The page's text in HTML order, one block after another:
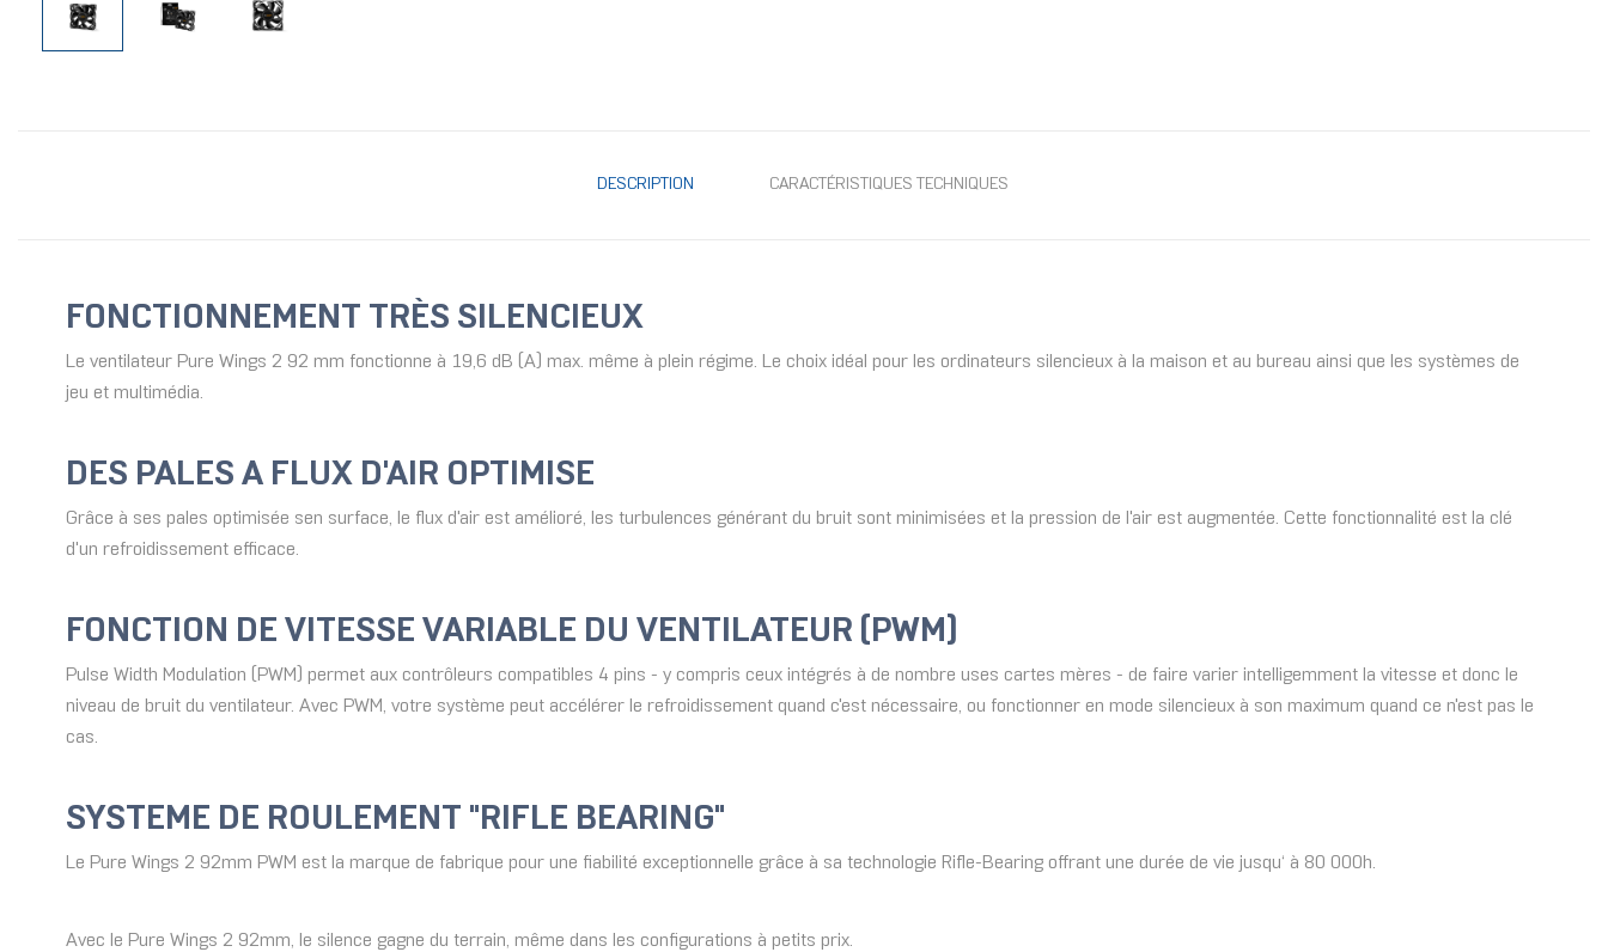
DESCRIPTION CARACTÉRISTIQUES TECHNIQUES
FONCTIONNEMENT TRÈS SILENCIEUX
Le ventilateur Pure Wings 2 92 mm fonctionne à 19,6 dB (A) max. même à plein régime. Le choix idéal pour les ordinateurs silencieux à la maison et au bureau ainsi que les systèmes de
jeu et multimédia.
DES PALES A FLUX D'AIR OPTIMISE
Grâce à ses pales optimisée sen surface, le flux d'air est amélioré, les turbulences générant du bruit sont minimisées et la pression de l'air est augmentée. Cette fonctionnalité est la clé
d'un refroidissement efficace.
FONCTION DE VITESSE VARIABLE DU VENTILATEUR (PWM)
Pulse Width Modulation (PWM) permet aux contrôleurs compatibles 4 pins - y compris ceux intégrés à de nombre uses cartes mères - de faire varier intelligemment la vitesse et donc le
niveau de bruit du ventilateur. Avec PWM, votre système peut accélérer le refroidissement quand c'est nécessaire, ou fonctionner en mode silencieux à son maximum quand ce n'est pas le
cas.
SYSTEME DE ROULEMENT "RIFLE BEARING"
Le Pure Wings 2 92mm PWM est la marque de fabrique pour une fiabilité exceptionnelle grâce à sa technologie Rifle-Bearing offrant une durée de vie jusqu‘ à 80 000h.
Avec le Pure Wings 2 92mm, le silence gagne du terrain, même dans les configurations à petits prix.